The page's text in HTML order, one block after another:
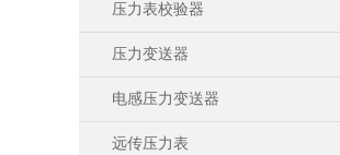
压力表校验器
压力变送器
电感压力变送器
远传压力表